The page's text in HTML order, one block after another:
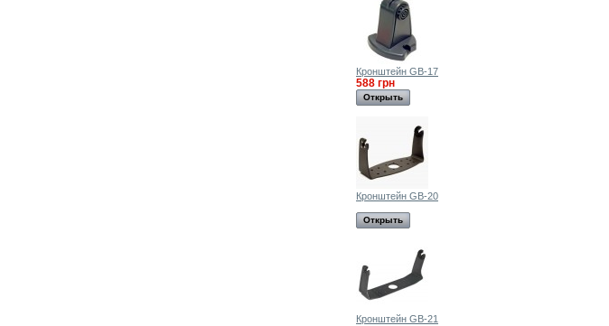
Кронштейн GB-17
588 грн
Открыть
Кронштейн GB-20
Открыть
Кронштейн GB-21